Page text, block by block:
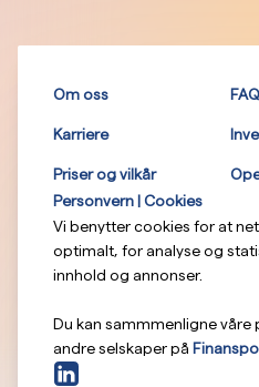
Om oss
Karriere
Priser og vilkår
Personvern | Cookies
Vi benytter cookies for at
optimalt, for analyse og
innhold og annonser.
Du kan sammmenligne våre
andre selskaper på